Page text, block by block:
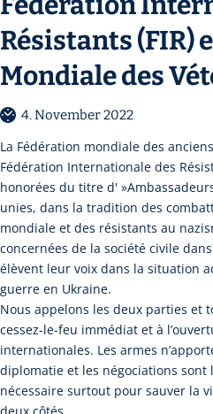
Résistants (FIR)
Mondiale des
4. November 2022
La Fédération mondiale des
Fédération Internationale des
honorées du titre d'
unies, dans la tradition des
mondiale et des résistants au
concernées de la société civile
élèvent leur voix dans la situation
guerre en Ukraine.
Nous appelons les deux parties et
cessez-le-feu immédiat et à
internationales. Les armes
diplomatie et les négociations sont
nécessaire surtout pour sauver la
deux côtés.